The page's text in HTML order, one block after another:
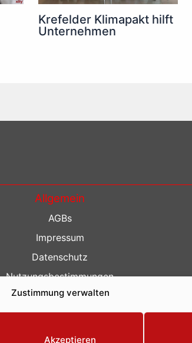
Zustimmung verwalten
Akzeptieren
Krefelder Klimapakt hilft
Unternehmen
Allgemein
AGBs
Impressum
Datenschutz
Nutzungsbestimmungen
Kontakt
Barrierefreiheit